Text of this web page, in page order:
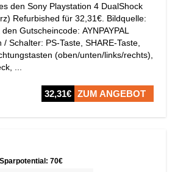
den Sony Playstation 4 DualShock
Refurbished für 32,31€. Bildquelle:
Gutscheincode: AYNPAYPAL
Schalter: PS-Taste, SHARE-Taste,
(oben/unten/links/rechts),
...
32,31€ ZUM ANGEBOT
Sparpotential: 70€